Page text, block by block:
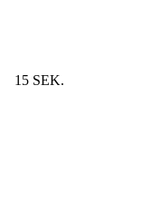
15 SEK.